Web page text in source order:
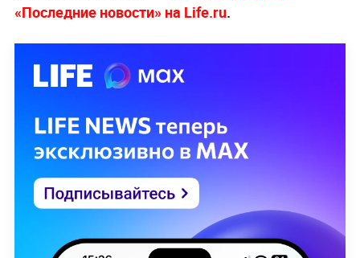
«Последние новости» на Life.ru.